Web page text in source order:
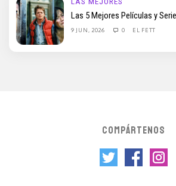
Las 5 Mejores Películas y
9 JUN, 2026 0 EL FETT
COMPÁRTENOS